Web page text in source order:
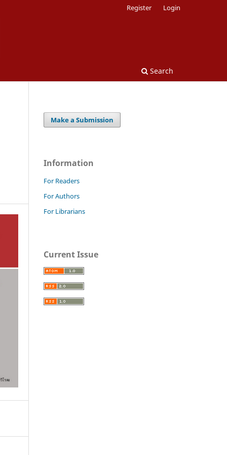
Search
Register Login
Make a Submission
Information
For Readers
For Authors
For Librarians
Current Issue